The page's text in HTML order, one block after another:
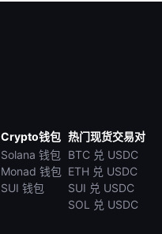
Crypto钱包
Solana 钱包
Monad 钱包
SUI 钱包
热门现货交易对
BTC 兑 USDC
ETH 兑 USDC
SUI 兑 USDC
SOL 兑 USDC